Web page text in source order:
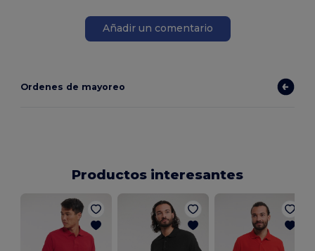
Añadir un comentario
Ordenes de mayoreo
Productos interesantes